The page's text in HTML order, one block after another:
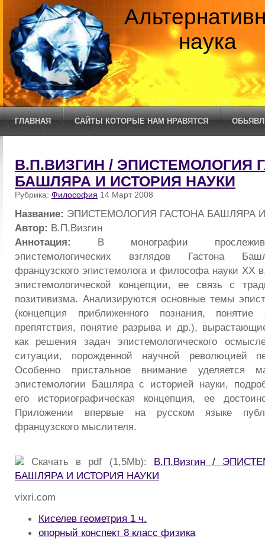
наука
ГЛАВНАЯ САЙТЫ КОТОРЫЕ НАМ НРАВЯТСЯ
В.П.ВИЗГИН / ЭПИСТЕМОЛОГИЯ
БАШЛЯРА И ИСТОРИЯ НАУКИ
Рубрика: Философия 14 Март 2008
Название: ЭПИСТЕМОЛОГИЯ ГАСТОНА БАШЛЯРА
Автор: В.П.Визгин
Аннотация: В монографии
эпистемологических взглядов Гастона
французского эпистемолога и философа науки XX
эпистемологической концепции, ее связь с
позитивизма. Анализируются основные темы
(концепция приближенного познания, понятие
препятствия, понятие разрыва и др.),
как решения задач эпистемологического
ситуации, порожденной научной революцией
Особенно пристальное внимание уделяется
эпистемологии Башляра с историей науки,
его историографическая концепция, ее
Приложении впервые на русском языке
французского мыслителя.
Скачать в pdf (1,5Mb): В.П.Визгин /
БАШЛЯРА И ИСТОРИЯ НАУКИ
vixri.com
Киселев геометрия 1 ч.
опорный конспект 8 класс физика